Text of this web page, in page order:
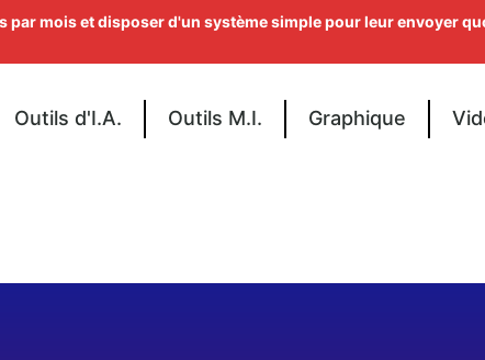
Outils d'I.A. Outils M.I. Graphique
mois et disposer d'un système simple pour leur envoyer